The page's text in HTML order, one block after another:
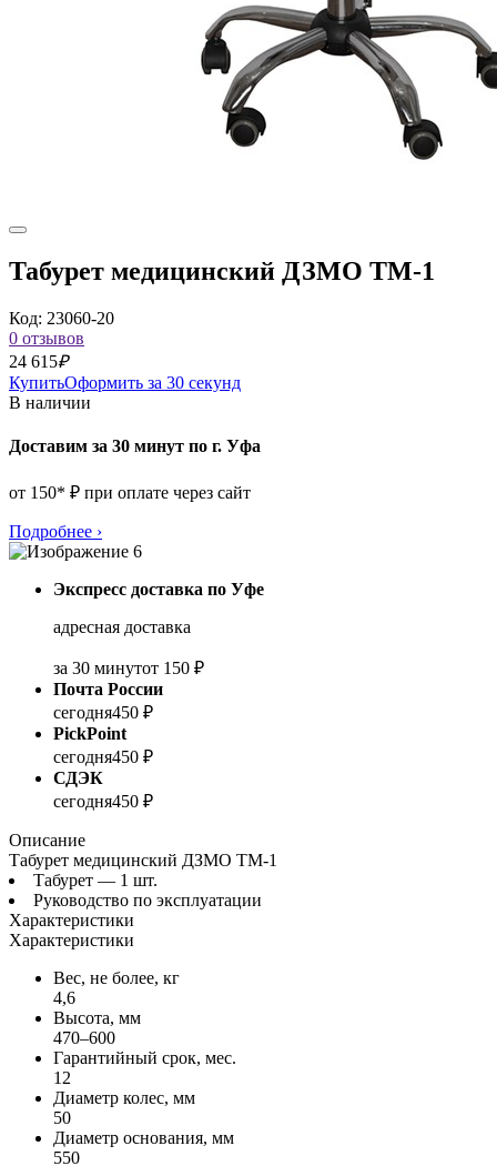
Табурет медицинский ДЗМО ТМ-1
Код: 23060-20
0 отзывов
24 615₽
КупитьОформить за 30 секунд
В наличии
Доставим за 30 минут по г. Уфа
от 150* ₽ при оплате через сайт
Подробнее ›
Экспресс доставка по Уфе
адресная доставка
за 30 минутот 150 ₽
Почта России
сегодня450 ₽
PickPoint
сегодня450 ₽
СДЭК
сегодня450 ₽
Описание
Табурет медицинский ДЗМО ТМ-1
Табурет — 1 шт.
Руководство по эксплуатации
Характеристики
Характеристики
Вес, не более, кг
4,6
Высота, мм
470–600
Гарантийный срок, мес.
12
Диаметр колес, мм
50
Диаметр основания, мм
550